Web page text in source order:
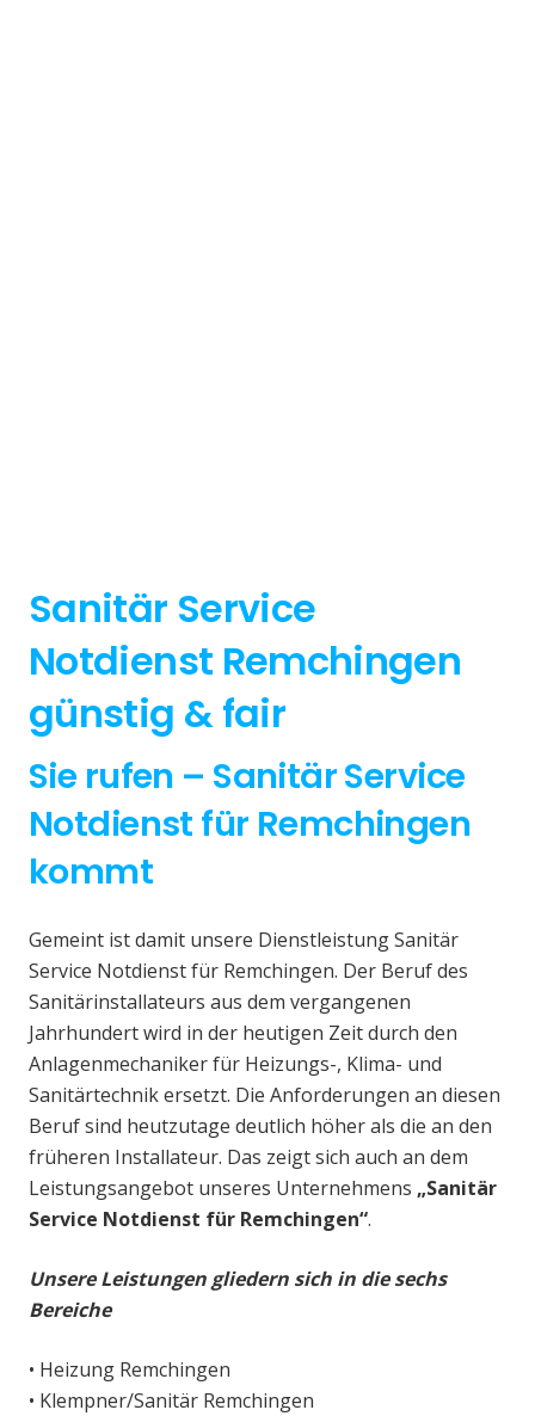
Sanitär Service
Notdienst Remchingen
günstig & fair
Sie rufen – Sanitär Service
Notdienst für Remchingen
kommt
Gemeint ist damit unsere Dienstleistung Sanitär
Service Notdienst für Remchingen. Der Beruf des
Sanitärinstallateurs aus dem vergangenen
Jahrhundert wird in der heutigen Zeit durch den
Anlagenmechaniker für Heizungs-, Klima- und
Sanitärtechnik ersetzt. Die Anforderungen an diesen
Beruf sind heutzutage deutlich höher als die an den
früheren Installateur. Das zeigt sich auch an dem
Leistungsangebot unseres Unternehmens „Sanitär
Service Notdienst für Remchingen“.
Unsere Leistungen gliedern sich in die sechs
Bereiche
• Heizung Remchingen
• Klempner/Sanitär Remchingen